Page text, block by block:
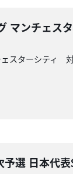
マンチェ
ェスターシティ
予選 日本